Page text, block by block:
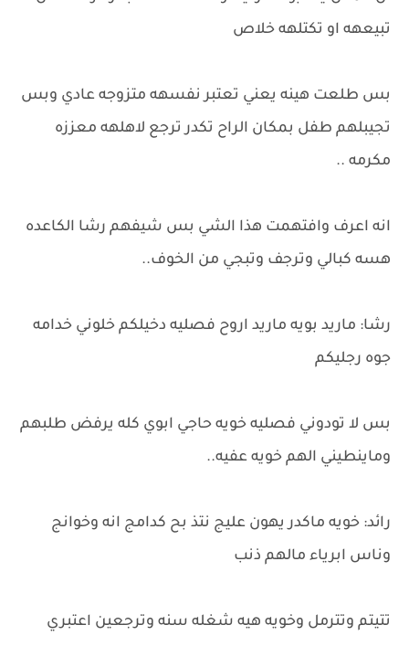
تبيعهه او تكتلهه خلاص
بس طلعت هينه يعني تعتبر نفسهه متزوجه عادي وبس
تجيبلهم طفل بمكان الراح تكدر ترجع لاهلهه معززه
مكرمه ..
انه اعرف وافتهمت هذا الشي بس شيفهم رشا الكاعده
هسه كبالي وترجف وتبجي من الخوف..
رشا: ماريد بويه ماريد اروح فصليه دخيلكم خلوني خدامه
جوه رجليكم
بس لا تودوني فصليه خويه حاجي ابوي كله يرفض طلبهم
وماينطيني الهم خويه عفيه..
رائد: خويه ماكدر يهون عليج نتذ بح كدامج انه وخوانج
وناس ابرياء مالهم ذنب
تتيتم وتترمل وخويه هيه شغله سنه وترجعين اعتبري